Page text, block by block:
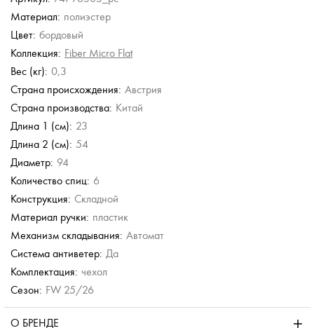
Зонт в клетку
6 500 руб.
Материал: полиэстер
Цвет: бордовый
Коллекция: Fiber Micro Flat
Вес (кг): 0,3
Страна происхождения: Австрия
Страна производства: Китай
Длина 1 (см): 23
Длина 2 (см): 54
Диаметр: 94
Количество спиц: 6
Конструкция: Складной
Материал ручки: пластик
Механизм складывания: Автомат
Система антиветер: Да
Комплектация: чехол
Сезон: FW 25/26
О БРЕНДЕ